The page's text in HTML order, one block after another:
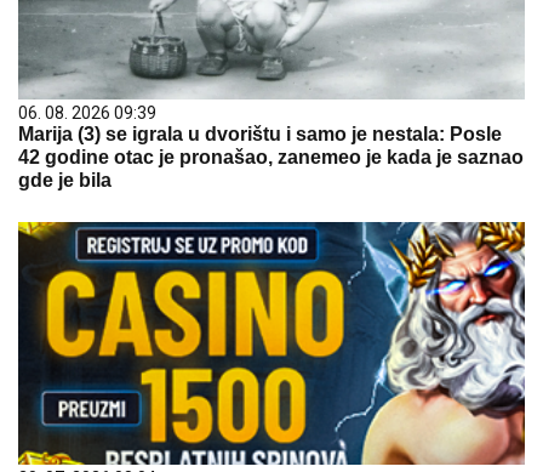
06. 08. 2026 09:39
Marija (3) se igrala u dvorištu i samo je nestala: Posle
42 godine otac je pronašao, zanemeo je kada je saznao
gde je bila